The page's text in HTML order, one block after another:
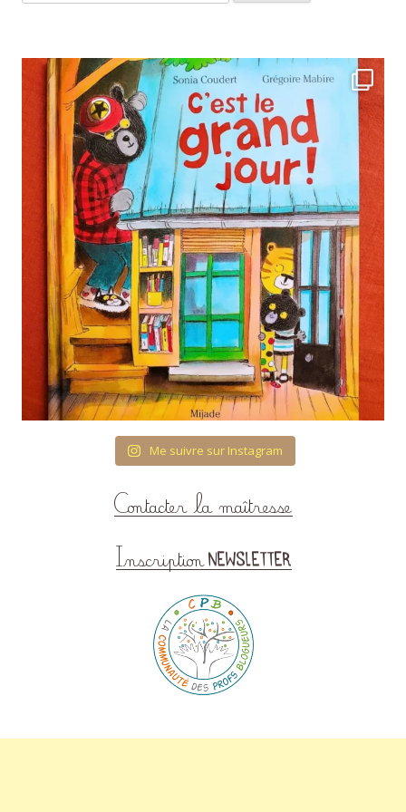
Me suivre sur Instagram